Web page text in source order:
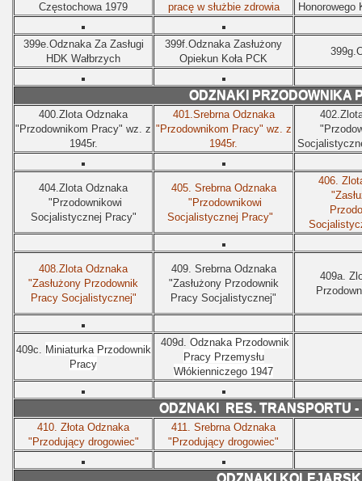
Częstochowa 1979
pracę w służbie zdrowia
Honorowego
399e.Odznaka Za Zasługi
HDK Wałbrzych
399f.Odznaka Zasłużony
Opiekun Koła PCK
ODZNAKI PRZODOWNIKA
400.Zlota Odznaka
"Przodownikom Pracy" wz. z
1945r.
401.Srebrna Odznaka
"Przodownikom Pracy" wz. z
1945r.
404.Zlota Odznaka
"Przodownikowi
Socjalistycznej Pracy"
405. Srebrna Odznaka
"Przodownikowi
Socjalistycznej Pracy"
406.
408.Zlota Odznaka
"Zasłużony Przodownik
Pracy Socjalistycznej"
409. Srebrna Odznaka
"Zasłużony Przodownik
Pracy Socjalistycznej"
409a.
409c. Miniaturka Przodownik
Pracy
409d. Odznaka Przodownik
Pracy Przemysłu
Włókienniczego 1947
ODZNAKI RES. TRANSPORTU -
410. Złota Odznaka
"Przodujący drogowiec"
411. Srebrna Odznaka
"Przodujący drogowiec"
ODZNAKI